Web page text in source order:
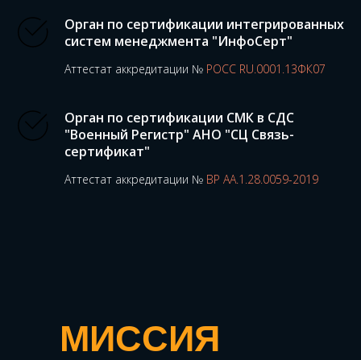
Орган по сертификации интегрированных
систем менеджмента "ИнфоСерт"
Аттестат аккредитации № РОСС RU.0001.13ФК07
Орган по сертификации СМК в СДС
"Военный Регистр" АНО "СЦ Связь-
сертификат"
Аттестат аккредитации № ВР АА.1.28.0059-2019
МИССИЯ